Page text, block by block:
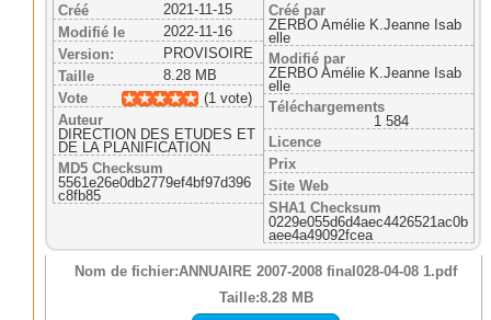
Créé
2021-11-15
Modifié le
2022-11-16
Version:
PROVISOIRE
Taille
8.28 MB
Vote
(1 vote)
Auteur
DIRECTION DES ETUDES ET
DE LA PLANIFICATION
MD5 Checksum
5561e26e0db2779ef4bf97d396
c8fb85
Créé par
ZERBO Amélie K.Jeanne Isab
elle
Modifié par
ZERBO Amélie K.Jeanne Isab
elle
Téléchargements
1 584
Licence
Prix
Site Web
SHA1 Checksum
0229e055d6d4aec4426521ac0b
aee4a49092fcea
Nom de fichier:ANNUAIRE 2007-2008 final028-04-08 1.pdf
Taille:8.28 MB